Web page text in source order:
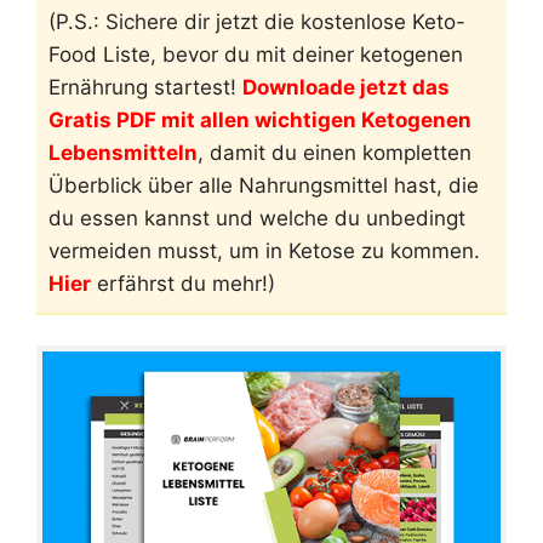
(P.S.: Sichere dir jetzt die kostenlose Keto-
Food Liste, bevor du mit deiner ketogenen
Ernährung startest! Downloade jetzt das
Gratis PDF mit allen wichtigen Ketogenen
Lebensmitteln, damit du einen kompletten
Überblick über alle Nahrungsmittel hast, die
du essen kannst und welche du unbedingt
vermeiden musst, um in Ketose zu kommen.
Hier erfährst du mehr!)